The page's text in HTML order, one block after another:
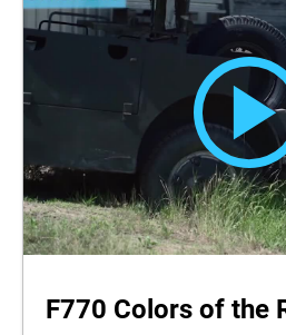
F770 Colors of the